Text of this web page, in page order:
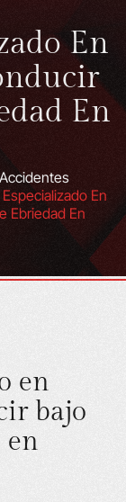
En
En
En
Ebriedad En
en
bajo
en